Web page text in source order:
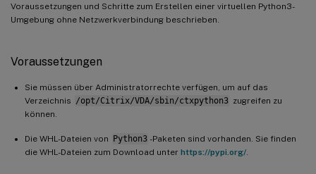
Voraussetzungen und Schritte zum Erstellen einer virtuellen Python3-
Umgebung ohne Netzwerkverbindung beschrieben.
Voraussetzungen
Sie müssen über Administratorrechte verfügen, um auf das
Verzeichnis /opt/Citrix/VDA/sbin/ctxpython3 zugreifen zu
können.
Die WHL-Dateien von Python3 -Paketen sind vorhanden. Sie finden
die WHL-Dateien zum Download unter https://pypi.org/